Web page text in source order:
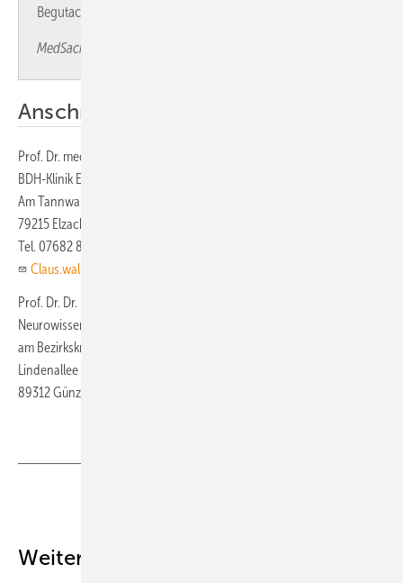
Begutachtung
MedSach 117 2/2021 : 50 –55
Anschrift der Verfasser
Prof. Dr. med.
BDH-Klinik Elzach
Am Tannwald 1–3
79215 Elzach
Tel. 07682 801 870
Claus.wallesch@bdh-klinik-elzach.de
Prof. Dr. Dr. med.
Neurowissenschaftliche Gutachtenstelle
am Bezirkskrankenhaus Günzburg
Lindenallee 2
89312 Günzburg
Weitere Inhalte